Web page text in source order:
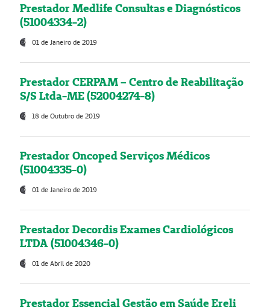
Prestador Medlife Consultas e Diagnósticos
(51004334-2)
01 de Janeiro de 2019
Prestador CERPAM – Centro de Reabilitação
S/S Ltda-ME (52004274-8)
18 de Outubro de 2019
Prestador Oncoped Serviços Médicos
(51004335-0)
01 de Janeiro de 2019
Prestador Decordis Exames Cardiológicos
LTDA (51004346-0)
01 de Abril de 2020
Prestador Essencial Gestão em Saúde Ereli